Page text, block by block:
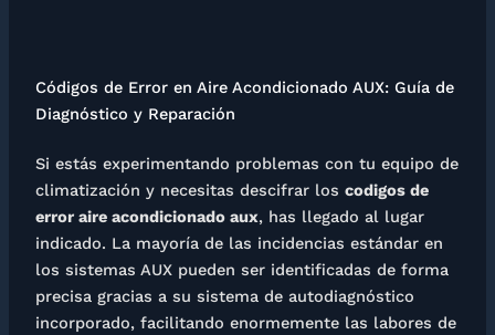
Códigos de Error en Aire Acondicionado AUX: Guía de
Diagnóstico y Reparación
Si estás experimentando problemas con tu equipo de
climatización y necesitas descifrar los codigos de
error aire acondicionado aux, has llegado al lugar
indicado. La mayoría de las incidencias estándar en
los sistemas AUX pueden ser identificadas de forma
precisa gracias a su sistema de autodiagnóstico
incorporado, facilitando enormemente las labores de